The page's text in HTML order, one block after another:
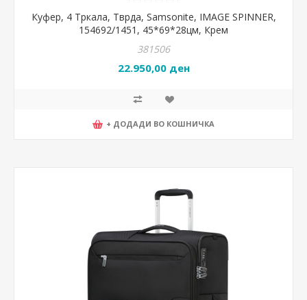
Куфер, 4 Тркала, Тврда, Samsonite, IMAGE SPINNER,
154692/1451, 45*69*28цм, Крем
381506
22.950,00 ден
+ ДОДАДИ ВО КОШНИЧКА